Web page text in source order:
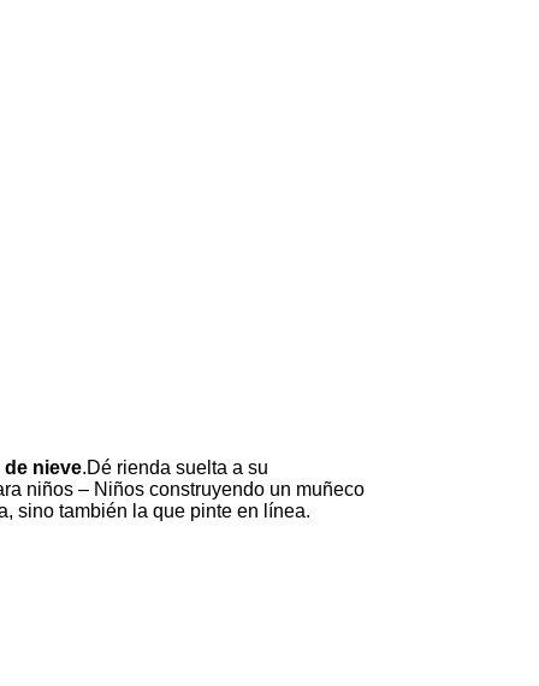
nieve.Dé rienda suelta a su
niños – Niños construyendo un muñeco
sino también la que pinte en línea.